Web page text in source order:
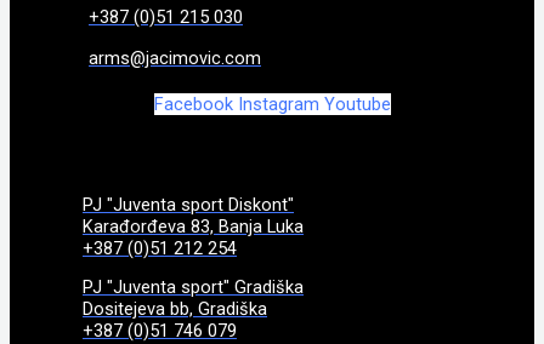
+387 (0)51 215 030
arms@jacimovic.com
Facebook Instagram Youtube
PJ "Juventa sport Diskont"
Karađorđeva 83, Banja Luka
+387 (0)51 212 254
PJ "Juventa sport" Gradiška
Dositejeva bb, Gradiška
+387 (0)51 746 079